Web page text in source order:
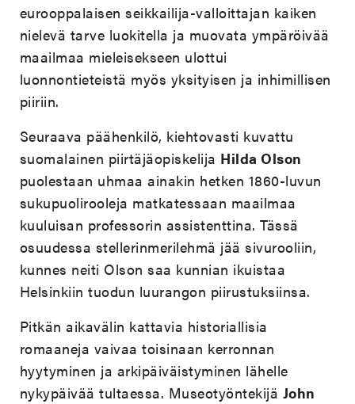
eurooppalaisen seikkailija-valloittajan kaiken
nielevä tarve luokitella ja muovata ympäröivää
maailmaa mieleisekseen ulottui
luonnontieteistä myös yksityisen ja inhimillisen
piiriin.
Seuraava päähenkilö, kiehtovasti kuvattu
suomalainen piirtäjäopiskelija Hilda Olson
puolestaan uhmaa ainakin hetken 1860-luvun
sukupuolirooleja matkatessaan maailmaa
kuuluisan professorin assistenttina. Tässä
osuudessa stellerinmerilehmä jää sivurooliin,
kunnes neiti Olson saa kunnian ikuistaa
Helsinkiin tuodun luurangon piirustuksiinsa.
Pitkän aikavälin kattavia historiallisia
romaaneja vaivaa toisinaan kerronnan
hyytyminen ja arkipäiväistyminen lähelle
nykypäivää tultaessa. Museotyöntekijä John